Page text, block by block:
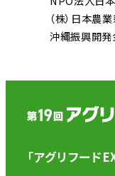
（株）日本農
沖縄振興開
「アグリフード